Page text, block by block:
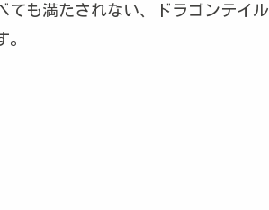
ても満たされない、ドラゴンテイル